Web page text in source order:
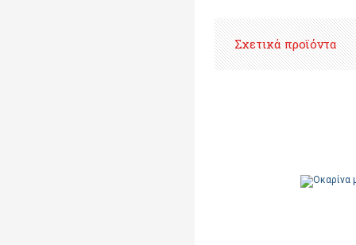
Σχετικά προϊόντα